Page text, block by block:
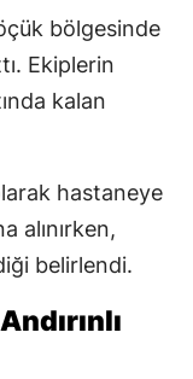
bölgesinde
Ekiplerin
kalan
hastaneye
alınırken,
belirlendi.